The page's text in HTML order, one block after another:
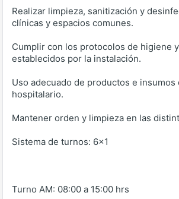
Realizar limpieza, sanitización y
clínicas y espacios comunes.
Cumplir con los protocolos de higiene
establecidos por la instalación.
Uso adecuado de productos e insumos
hospitalario.
Mantener orden y limpieza en las
Sistema de turnos: 6x1
Turno AM: 08:00 a 15:00 hrs